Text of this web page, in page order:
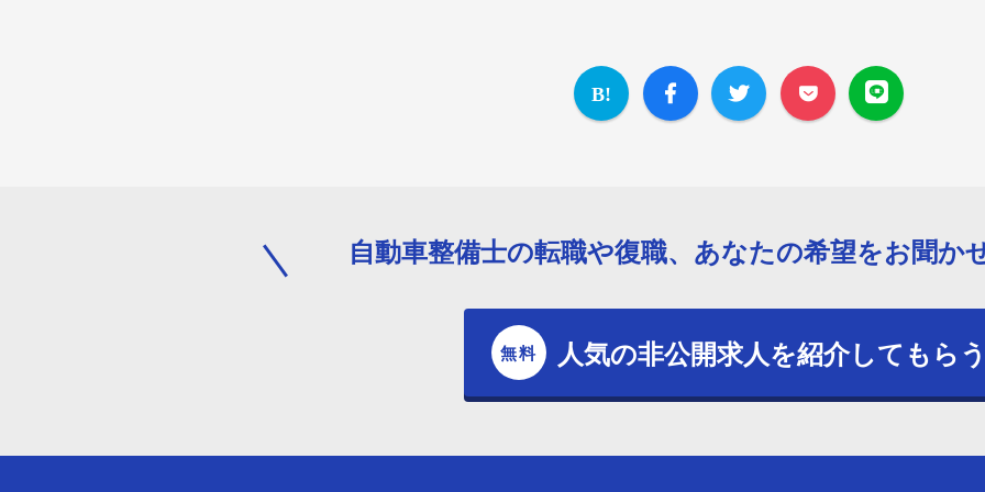
自動車整備士の転職や復職、あなたの希望をお聞か
人気の非公開求人を紹介してもらう